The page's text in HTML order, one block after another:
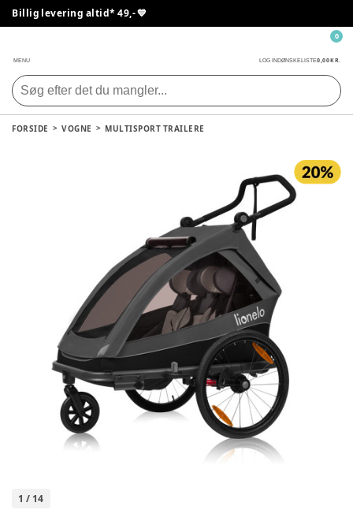
Billig levering altid* 49,- 💙
MENU LOG INDØNSKELISTE0,00 KR.
0
FORSIDE VOGNE MULTISPORT TRAILERE
1 / 14